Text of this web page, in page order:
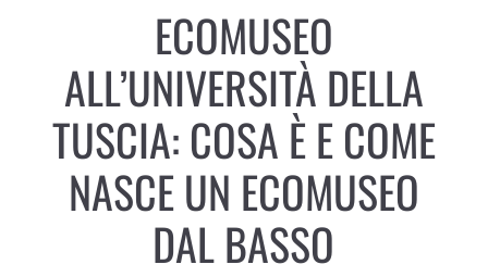
ECOMUSEO
ALL’UNIVERSITÀ DELLA
TUSCIA: COSA È E COME
NASCE UN ECOMUSEO
DAL BASSO